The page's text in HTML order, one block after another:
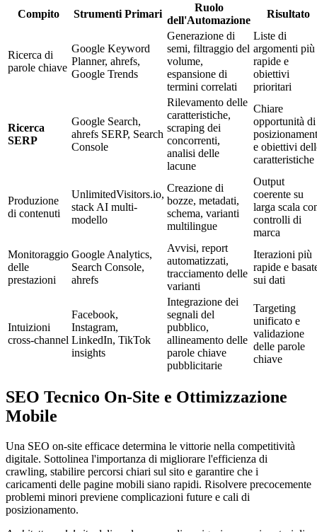
Compito Strumenti Primari
Ruolo
dell'Automazione
Risultato
Ricerca di
parole chiave
Google Keyword
Planner, ahrefs,
Google Trends
Generazione di
semi, filtraggio del
volume,
espansione di
termini correlati
Liste di
argomenti più
rapide e
obiettivi
prioritari
Ricerca
SERP
Google Search,
ahrefs SERP, Search
Console
Rilevamento delle
caratteristiche,
scraping dei
concorrenti,
analisi delle
lacune
Chiare
opportunità di
e obiettivi
caratteristiche
Produzione
di contenuti
UnlimitedVisitors.io,
stack AI multi-
modello
Creazione di
bozze, metadati,
schema, varianti
multilingue
Output
coerente su
larga scala
controlli di
marca
Monitoraggio
delle
prestazioni
Google Analytics,
Search Console,
ahrefs
Avvisi, report
automatizzati,
tracciamento delle
varianti
Iterazioni più
rapide e
sui dati
Intuizioni
cross-channel
Facebook,
Instagram,
LinkedIn, TikTok
insights
Integrazione dei
segnali del
pubblico,
allineamento delle
parole chiave
pubblicitarie
Targeting
unificato e
validazione
delle parole
chiave
SEO Tecnico On-Site e Ottimizzazione
Mobile
Una SEO on-site efficace determina le vittorie nella competitività
digitale. Sottolinea l'importanza di migliorare l'efficienza di
crawling, stabilire percorsi chiari sul sito e garantire che i
caricamenti delle pagine mobili siano rapidi. Risolvere precocemente
problemi minori previene complicazioni future e cali di
posizionamento.